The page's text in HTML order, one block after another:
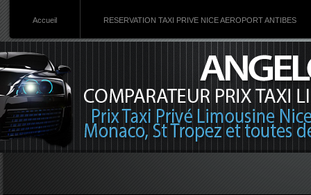
Accueil RESERVATION TAXI PRIVE NICE AEROPORT ANTIBES